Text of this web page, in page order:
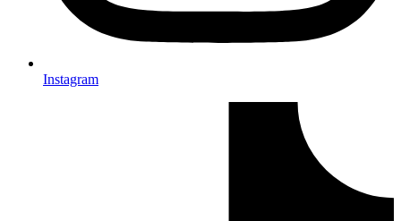
Instagram